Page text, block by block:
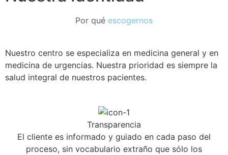
Por qué escogernos
Nuestro centro se especializa en medicina general y en
medicina de urgencias. Nuestra prioridad es siempre la
salud integral de nuestros pacientes.
Transparencia
El cliente es informado y guiado en cada paso del
proceso, sin vocabulario extraño que sólo los